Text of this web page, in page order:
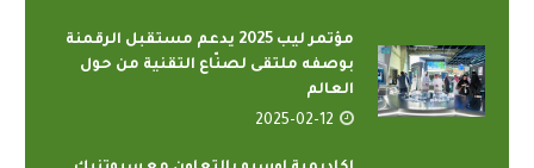
مؤتمر ليب 2025 يدعم مستقبل الرقمنة
بوصفه ملتقى لصنّاع التقنية من حول
العالم
2025-02-12